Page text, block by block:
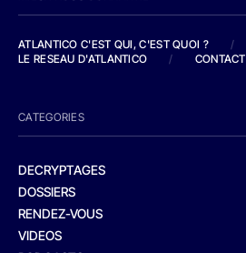
ATLANTICO C'EST QUI, C'EST QUOI ?
/
LE RESEAU D'ATLANTICO
/ CONTACT
CATEGORIES
DECRYPTAGES
DOSSIERS
RENDEZ-VOUS
VIDEOS